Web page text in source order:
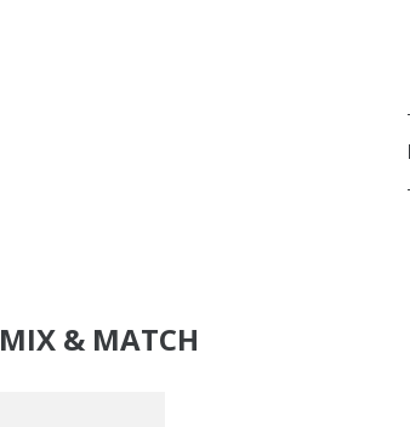
MIX & MATCH